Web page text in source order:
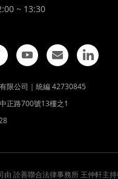
~ 13:30
限公司｜統編 42730845
正路700號13樓之1
由 詮善聯合法律事務所 王仲軒主